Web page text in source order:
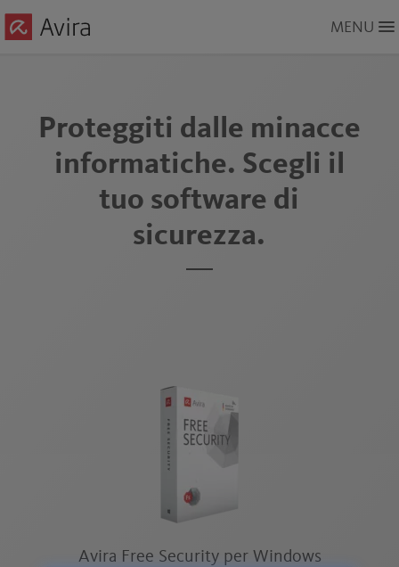
to
MENU
Proteggiti dalle minacce
informatiche. Scegli il
tuo software di
sicurezza.
Avira Free Security per Windows